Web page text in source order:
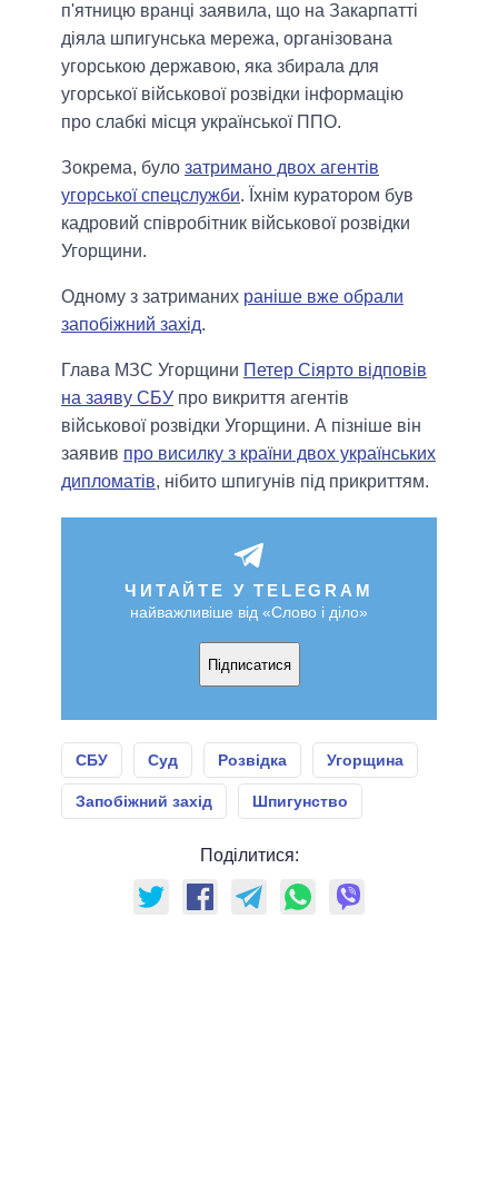
п'ятницю вранці заявила, що на Закарпатті
діяла шпигунська мережа, організована
угорською державою, яка збирала для
угорської військової розвідки інформацію
про слабкі місця української ППО.
Зокрема, було затримано двох агентів
угорської спецслужби. Їхнім куратором був
кадровий співробітник військової розвідки
Угорщини.
Одному з затриманих раніше вже обрали
запобіжний захід.
Глава МЗС Угорщини Петер Сіярто відповів
на заяву СБУ про викриття агентів
військової розвідки Угорщини. А пізніше він
заявив про висилку з країни двох українських
дипломатів, нібито шпигунів під прикриттям.
ЧИТАЙТЕ У TELEGRAM
найважливіше від «Слово і діло»
Підписатися
СБУ Суд Розвідка Угорщина
Запобіжний захід Шпигунство
Поділитися: